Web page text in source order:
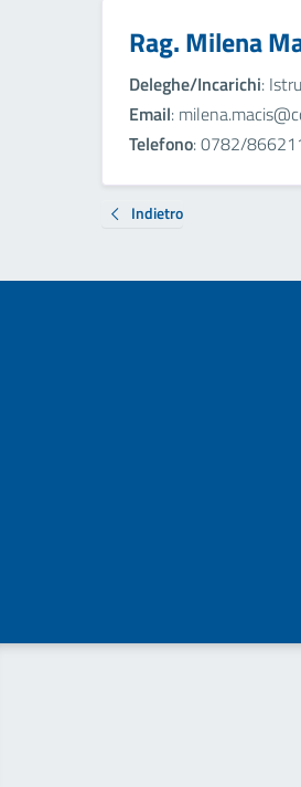
Rag. Milena
Deleghe/Incarichi:
Email:
Telefono: 0782/
Indietro